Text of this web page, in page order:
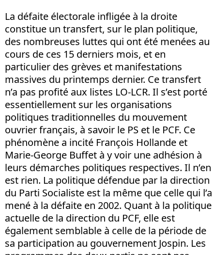
La défaite électorale infligée à la droite
constitue un transfert, sur le plan politique,
des nombreuses luttes qui ont été menées au
cours de ces 15 derniers mois, et en
particulier des grèves et manifestations
massives du printemps dernier. Ce transfert
n’a pas profité aux listes LO-LCR. Il s’est porté
essentiellement sur les organisations
politiques traditionnelles du mouvement
ouvrier français, à savoir le PS et le PCF. Ce
phénomène a incité François Hollande et
Marie-George Buffet à y voir une adhésion à
leurs démarches politiques respectives. Il n’en
est rien. La politique défendue par la direction
du Parti Socialiste est la même que celle qui l’a
mené à la défaite en 2002. Quant à la politique
actuelle de la direction du PCF, elle est
également semblable à celle de la période de
sa participation au gouvernement Jospin. Les